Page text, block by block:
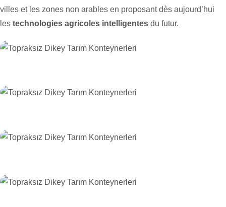
villes et les zones non arables en proposant dès aujourd’hui
les technologies agricoles intelligentes du futur.